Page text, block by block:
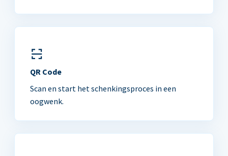
QR Code
Scan en start het schenkingsproces in een
oogwenk.